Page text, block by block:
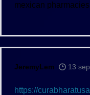
mexican pharmacies
JeremyLem 13
https://